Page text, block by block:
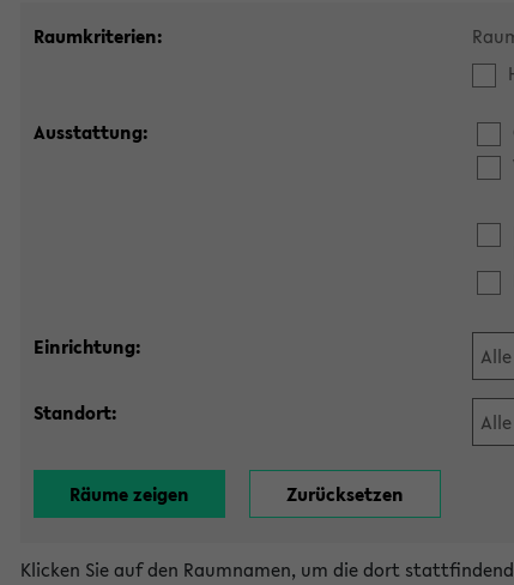
Raumkriterien:
Ausstattung:
Einrichtung:
Standort:
Klicken Sie auf den Raumnamen, um die dort